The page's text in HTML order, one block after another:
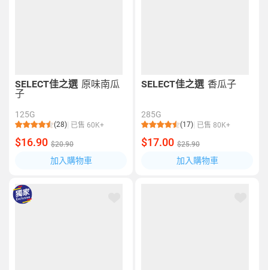
SELECT佳之選 原味南瓜
子
125G
(28) 已售 60K+
$16.90 $20.90
加入購物車
SELECT佳之選 香瓜子
285G
(17) 已售 80K+
$17.00 $25.90
加入購物車